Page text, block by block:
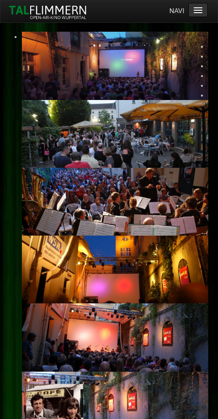
NAVI
Home
Programm
Service
Ticketinfos
Ort
Anreise
Wetter
Kinogutschein
Konzept
Archiv
Kontakt
Impressum
Datenschutz